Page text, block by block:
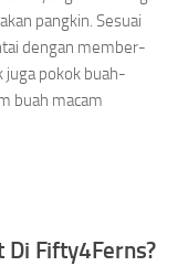
pangkin. Sesuai
dengan member-
juga pokok buah-
buah macam
Di Fifty4Ferns?